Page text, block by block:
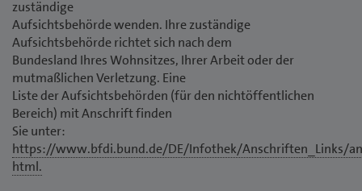
zuständige
Aufsichtsbehörde wenden. Ihre zuständige
Aufsichtsbehörde richtet sich nach dem
Bundesland Ihres Wohnsitzes, Ihrer Arbeit oder der
mutmaßlichen Verletzung. Eine
Liste der Aufsichtsbehörden (für den nichtöffentlichen
Bereich) mit Anschrift finden
Sie unter:
https://www.bfdi.bund.de/DE/Infothek/Anschriften_Links/
html.